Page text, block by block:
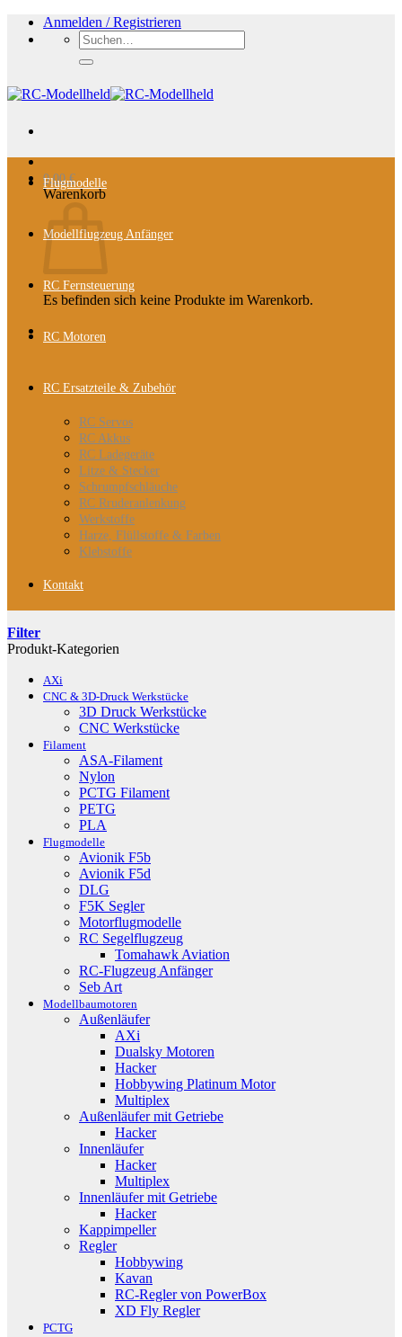
Zum
Inhalt
Anmelden / Registrieren
Suchen
nach:
0,00€
Warenkorb
Es befinden sich keine Produkte im Warenkorb.
Flugmodelle
Modellflugzeug Anfänger
RC Fernsteuerung
RC Motoren
RC Ersatzteile & Zubehör
RC Servos
RC Akkus
RC Ladegeräte
Litze & Stecker
Schrumpfschläuche
RC Rruderanlenkung
Werkstoffe
Harze, Flüllstoffe & Farben
Klebstoffe
Kontakt
Filter
Produkt-Kategorien
AXi
CNC & 3D-Druck Werkstücke
3D Druck Werkstücke
CNC Werkstücke
Filament
ASA-Filament
Nylon
PCTG Filament
PETG
PLA
Flugmodelle
Avionik F5b
Avionik F5d
DLG
F5K Segler
Motorflugmodelle
RC Segelflugzeug
Tomahawk Aviation
RC-Flugzeug Anfänger
Seb Art
Modellbaumotoren
Außenläufer
AXi
Dualsky Motoren
Hacker
Hobbywing Platinum Motor
Multiplex
Außenläufer mit Getriebe
Hacker
Innenläufer
Hacker
Multiplex
Innenläufer mit Getriebe
Hacker
Kappimpeller
Regler
Hobbywing
Kavan
RC-Regler von PowerBox
XD Fly Regler
PCTG